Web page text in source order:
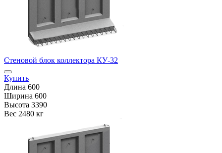
Стеновой блок коллектора КУ-32
Купить
Длина 600
Ширина 600
Высота 3390
Вес 2480 кг